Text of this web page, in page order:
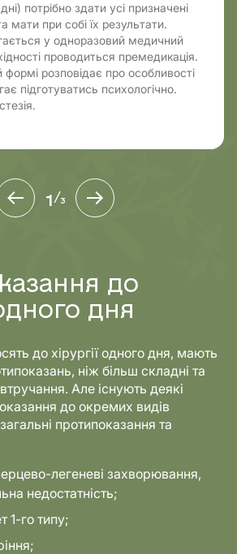
потрібно здати усі призначені
мати при собі їх результати.
у одноразовий медичний
проводиться премедикація.
формі розповідає про особливості
підготуватись психологічно.
1/3
до
дня
до хірургії одного дня, мають
ніж більш складні та
втручання. Але існують деякі
до окремих видів
протипоказання та
легеневі захворювання,
недостатність;
1-го типу;